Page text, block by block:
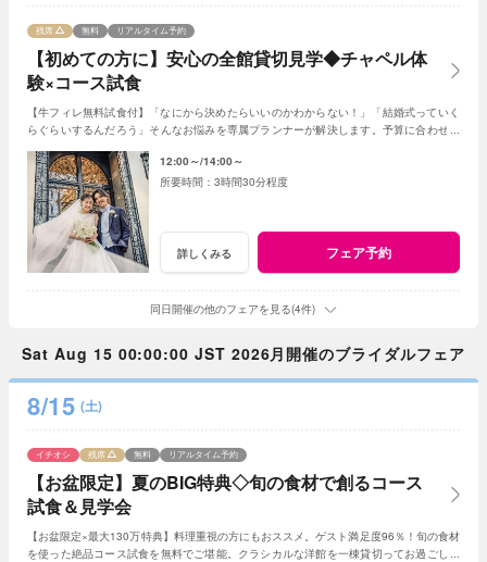
【初めての方に】安心の全館貸切見学◆チャペル体
験×コース試食
残席 無料 リアルタイム予約
【牛フィレ無料試食付】「なにから決めたらいいのかわからない！」「結婚式っていく
らぐらいするんだろう」そんなお悩みを専属プランナーが解決します。予算に合わせた
12:00～ 14:00～
3時間30分程度
詳しくみる フェア予約
同日開催の他のフェアを見る(4件)
Sat Aug 15 00:00:00 JST 2026月開催のブライダルフェア
8/15 (土)
【お盆限定】夏のBIG特典◇旬の食材で創るコース
試食＆見学会
イチオシ 残席 無料 リアルタイム予約
【お盆限定×最大130万特典】料理重視の方にもおススメ。ゲスト満足度96％！旬の食材
を使った絶品コース試食を無料でご堪能。クラシカルな洋館を一棟貸切ってお過ごし頂